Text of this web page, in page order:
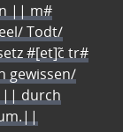
|| m#
Todt/
#[et]c̃ tr#
gewissen/
|| durch